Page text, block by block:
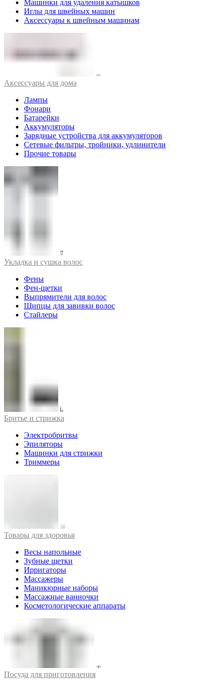
Машинки для удаления катышков
Иглы для швейных машин
Аксессуары к швейным машинам
Аксессуары для дома
Лампы
Фонари
Батарейки
Аккумуляторы
Зарядные устройства для аккумуляторов
Сетевые фильтры, тройники, удлинители
Прочие товары
Укладка и сушка волос
Фены
Фен-щетки
Выпрямители для волос
Щипцы для завивки волос
Стайлеры
Бритье и стрижка
Электробритвы
Эпиляторы
Машинки для стрижки
Триммеры
Товары для здоровья
Весы напольные
Зубные щетки
Ирригаторы
Массажеры
Маникюрные наборы
Массажные ванночки
Косметологические аппараты
Посуда для приготовления